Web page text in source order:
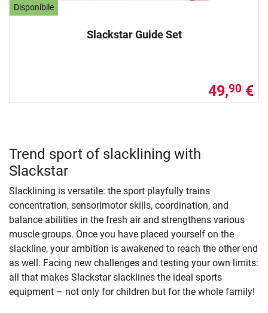
Disponibile
Slackstar Guide Set
49,90 €
Trend sport of slacklining with
Slackstar
Slacklining is versatile: the sport playfully trains
concentration, sensorimotor skills, coordination, and
balance abilities in the fresh air and strengthens various
muscle groups. Once you have placed yourself on the
slackline, your ambition is awakened to reach the other end
as well. Facing new challenges and testing your own limits:
all that makes Slackstar slacklines the ideal sports
equipment – not only for children but for the whole family!